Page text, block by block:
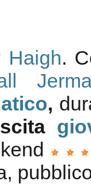
Haigh.
,